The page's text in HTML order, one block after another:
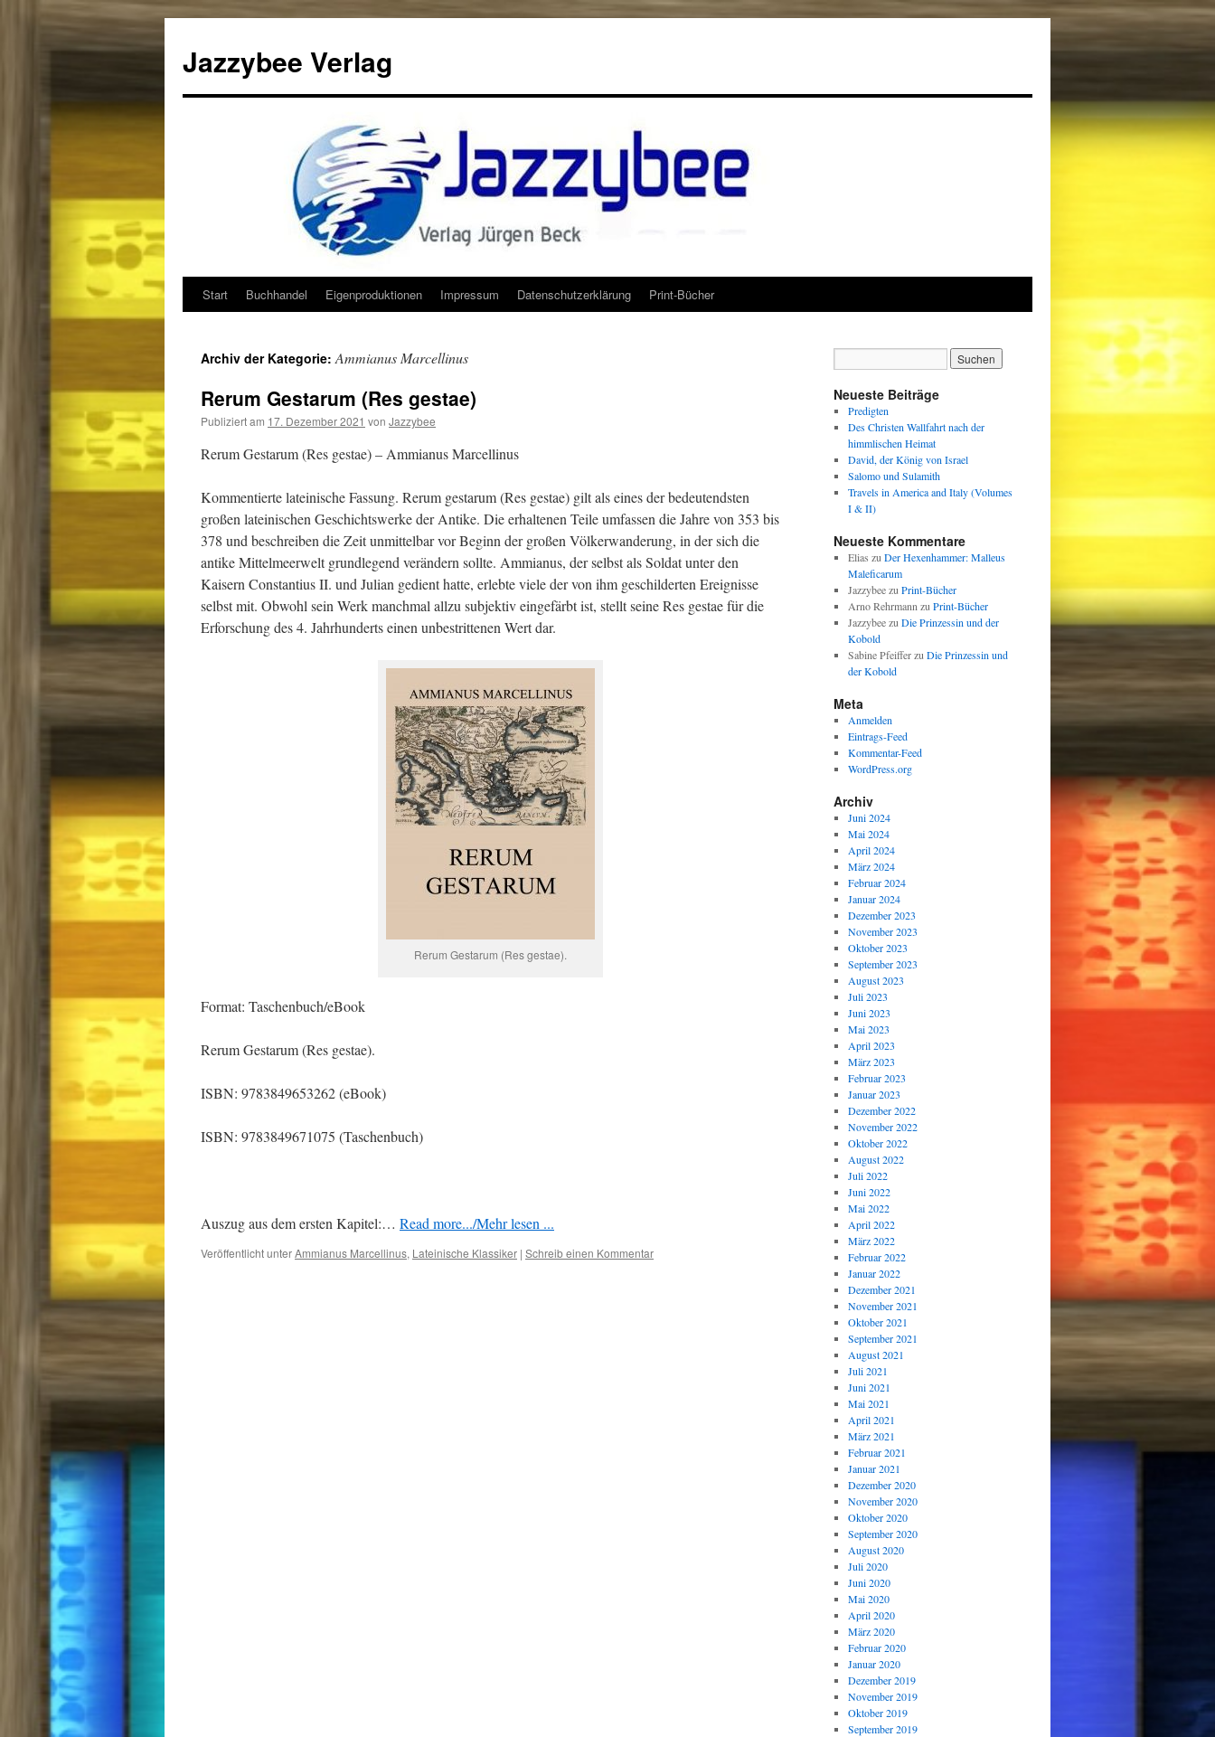
Jazzybee Verlag
Zum
springen
Start Buchhandel Eigenproduktionen Impressum Datenschutzerklärung Print-Bücher
Archiv der Kategorie:Ammianus Marcellinus
Rerum Gestarum (Res gestae)
Publiziert am 17. Dezember 2021 von Jazzybee
Rerum Gestarum (Res gestae) – Ammianus Marcellinus
Kommentierte lateinische Fassung. Rerum gestarum (Res gestae) gilt als eines der bedeutendsten
großen lateinischen Geschichtswerke der Antike. Die erhaltenen Teile umfassen die Jahre von 353 bis
378 und beschreiben die Zeit unmittelbar vor Beginn der großen Völkerwanderung, in der sich die
antike Mittelmeerwelt grundlegend verändern sollte. Ammianus, der selbst als Soldat unter den
Kaisern Constantius II. und Julian gedient hatte, erlebte viele der von ihm geschilderten Ereignisse
selbst mit. Obwohl sein Werk manchmal allzu subjektiv eingefärbt ist, stellt seine Res gestae für die
Erforschung des 4. Jahrhunderts einen unbestrittenen Wert dar.
Rerum Gestarum (Res gestae).
Format: Taschenbuch/eBook
Rerum Gestarum (Res gestae).
ISBN: 9783849653262 (eBook)
ISBN: 9783849671075 (Taschenbuch)
Auszug aus dem ersten Kapitel:… Read more.../Mehr lesen ...
Veröffentlicht unterAmmianus Marcellinus, Lateinische Klassiker | Schreib einen Kommentar
Neueste Beiträge
Predigten
Des Christen Wallfahrt nach der
himmlischen Heimat
David, der König von Israel
Salomo und Sulamith
Travels in America and Italy (Volumes
I & II)
Neueste Kommentare
Elias zu Der Hexenhammer: Malleus
Maleficarum
Jazzybeezu Print-Bücher
Arno Rehrmann zu Print-Bücher
Jazzybeezu Die Prinzessin und der
Kobold
Sabine Pfeifferzu Die Prinzessin und
der Kobold
Meta
Anmelden
Eintrags-Feed
Kommentar-Feed
WordPress.org
Archiv
Juni 2024
Mai 2024
April 2024
März 2024
Februar 2024
Januar 2024
Dezember 2023
November 2023
Oktober 2023
September 2023
August 2023
Juli 2023
Juni 2023
Mai 2023
April 2023
März 2023
Februar 2023
Januar 2023
Dezember 2022
November 2022
Oktober 2022
August 2022
Juli 2022
Juni 2022
Mai 2022
April 2022
März 2022
Februar 2022
Januar 2022
Dezember 2021
November 2021
Oktober 2021
September 2021
August 2021
Juli 2021
Juni 2021
Mai 2021
April 2021
März 2021
Februar 2021
Januar 2021
Dezember 2020
November 2020
Oktober 2020
September 2020
August 2020
Juli 2020
Juni 2020
Mai 2020
April 2020
März 2020
Februar 2020
Januar 2020
Dezember 2019
November 2019
Oktober 2019
September 2019